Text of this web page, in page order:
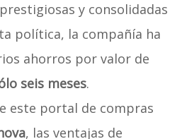
y consolidadas
política, la compañía ha
ahorros por valor de
seis meses.
este portal de compras
, las ventajas de